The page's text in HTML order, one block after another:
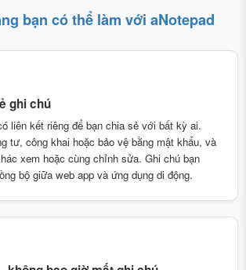
bạn có thể làm với aNotepad
ghi chú
liên kết riêng để bạn chia sẻ với bất kỳ ai.
tư, công khai hoặc bảo vệ bằng mật khẩu, và
xem hoặc cùng chỉnh sửa. Ghi chú bạn
bộ giữa web app và ứng dụng di động.